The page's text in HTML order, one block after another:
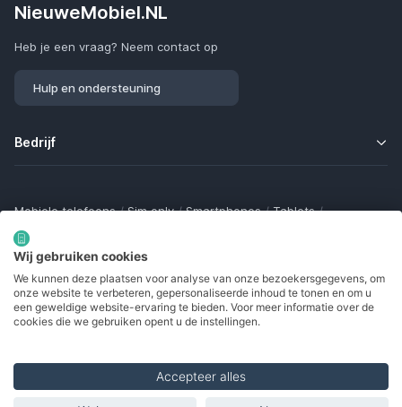
NieuweMobiel.NL
Heb je een vraag? Neem contact op
Hulp en ondersteuning
Bedrijf
Mobiele telefoons / Sim only / Smartphones / Tablets /
Smartwatches
Bluetooth trackers / Opladers
Samsung Galaxy
Gamingtelefoons / Foldables / Robuuste telefoons /
Seniorentelefoons / Waterdichte telefoons / Refurbished
Wij gebruiken cookies
We kunnen deze plaatsen voor analyse van onze bezoekersgegevens, om
onze website te verbeteren, gepersonaliseerde inhoud te tonen en om u
een geweldige website-ervaring te bieden. Voor meer informatie over de
cookies die we gebruiken opent u de instellingen.
Accepteer alles